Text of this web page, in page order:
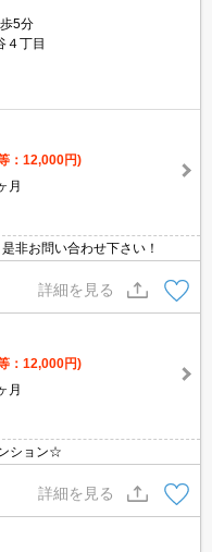
5分
４丁目
：12,000円)
月
非お問い合わせ下さい！
詳細を見る
：12,000円)
月
ション☆
詳細を見る